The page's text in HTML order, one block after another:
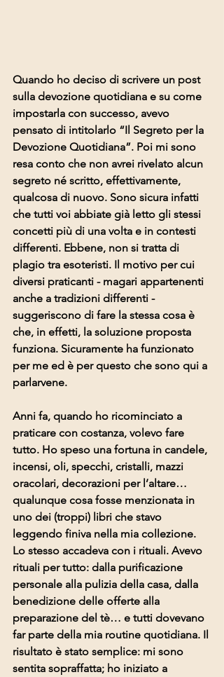
Quando ho deciso di scrivere un post
sulla devozione quotidiana e su come
impostarla con successo, avevo
pensato di intitolarlo “Il Segreto per la
Devozione Quotidiana”. Poi mi sono
resa conto che non avrei rivelato alcun
segreto né scritto, effettivamente,
qualcosa di nuovo. Sono sicura infatti
che tutti voi abbiate già letto gli stessi
concetti più di una volta e in contesti
differenti. Ebbene, non si tratta di
plagio tra esoteristi. Il motivo per cui
diversi praticanti - magari appartenenti
anche a tradizioni differenti -
suggeriscono di fare la stessa cosa è
che, in effetti, la soluzione proposta
funziona. Sicuramente ha funzionato
per me ed è per questo che sono qui a
parlarvene.
Anni fa, quando ho ricominciato a
praticare con costanza, volevo fare
tutto. Ho speso una fortuna in candele,
incensi, oli, specchi, cristalli, mazzi
oracolari, decorazioni per l’altare…
qualunque cosa fosse menzionata in
uno dei (troppi) libri che stavo
leggendo finiva nella mia collezione.
Lo stesso accadeva con i rituali. Avevo
rituali per tutto: dalla purificazione
personale alla pulizia della casa, dalla
benedizione delle offerte alla
preparazione del tè… e tutti dovevano
far parte della mia routine quotidiana. Il
risultato è stato semplice: mi sono
sentita sopraffatta; ho iniziato a